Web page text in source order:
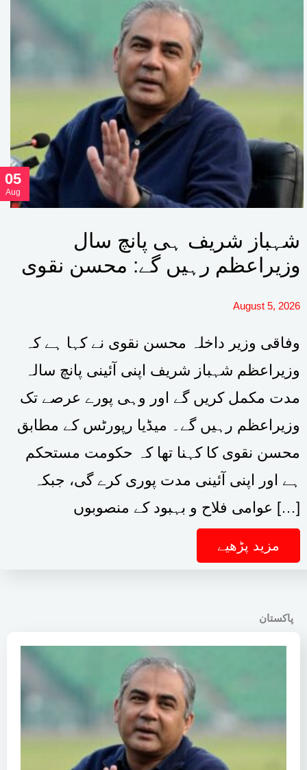
05
Aug
شہباز شریف ہی پانچ سال
وزیراعظم رہیں گے: محسن نقوی
August 5, 2026
وفاقی وزیر داخلہ محسن نقوی نے کہا ہے کہ
وزیراعظم شہباز شریف اپنی آئینی پانچ سالہ
مدت مکمل کریں گے اور وہی پورے عرصے تک
وزیراعظم رہیں گے۔ میڈیا رپورٹس کے مطابق
محسن نقوی کا کہنا تھا کہ حکومت مستحکم
ہے اور اپنی آئینی مدت پوری کرے گی، جبکہ
عوامی فلاح و بہبود کے منصوبوں […]
مزید پڑھیے
پاکستان